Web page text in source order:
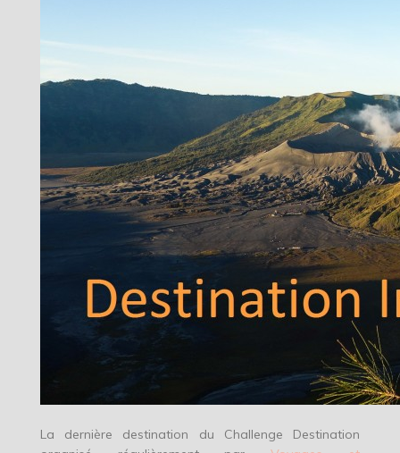
La dernière destination du Challenge Destination